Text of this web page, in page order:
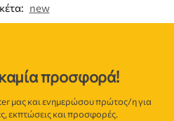
new
προσφορά!
μας και ενημερώσου πρώτος/η για
εκπτώσεις και προσφορές.